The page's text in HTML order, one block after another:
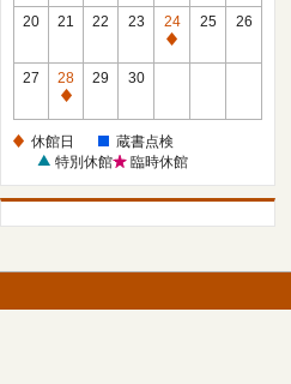
館
館
20 21 22 23
24
休
25 26
27
28
休
日
29 30
休館日
蔵書点検
特別休館
臨時休館